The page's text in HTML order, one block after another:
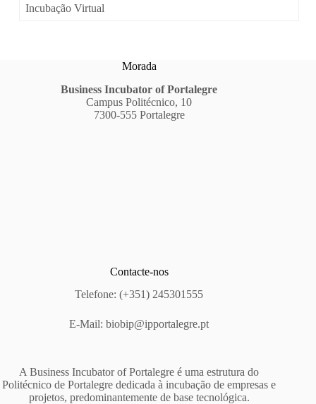
Incubação Virtual
Morada
Business Incubator of Portalegre
Campus Politécnico, 10
7300-555 Portalegre
Contacte-nos
Telefone: (+351) 245301555
E-Mail:biobip@ipportalegre.pt
A Business Incubator of Portalegre é uma estrutura do
Politécnico de Portalegre dedicada à incubação de empresas e
projetos, predominantemente de base tecnológica.